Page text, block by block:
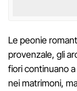
Le peonie
provenzale, gli
fiori continuano
nei matrimoni,